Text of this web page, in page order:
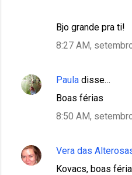
Bjo grande pra ti!
8:27 AM,
Paula disse…
Boas férias
8:50 AM,
Vera das
Kovacs, boas